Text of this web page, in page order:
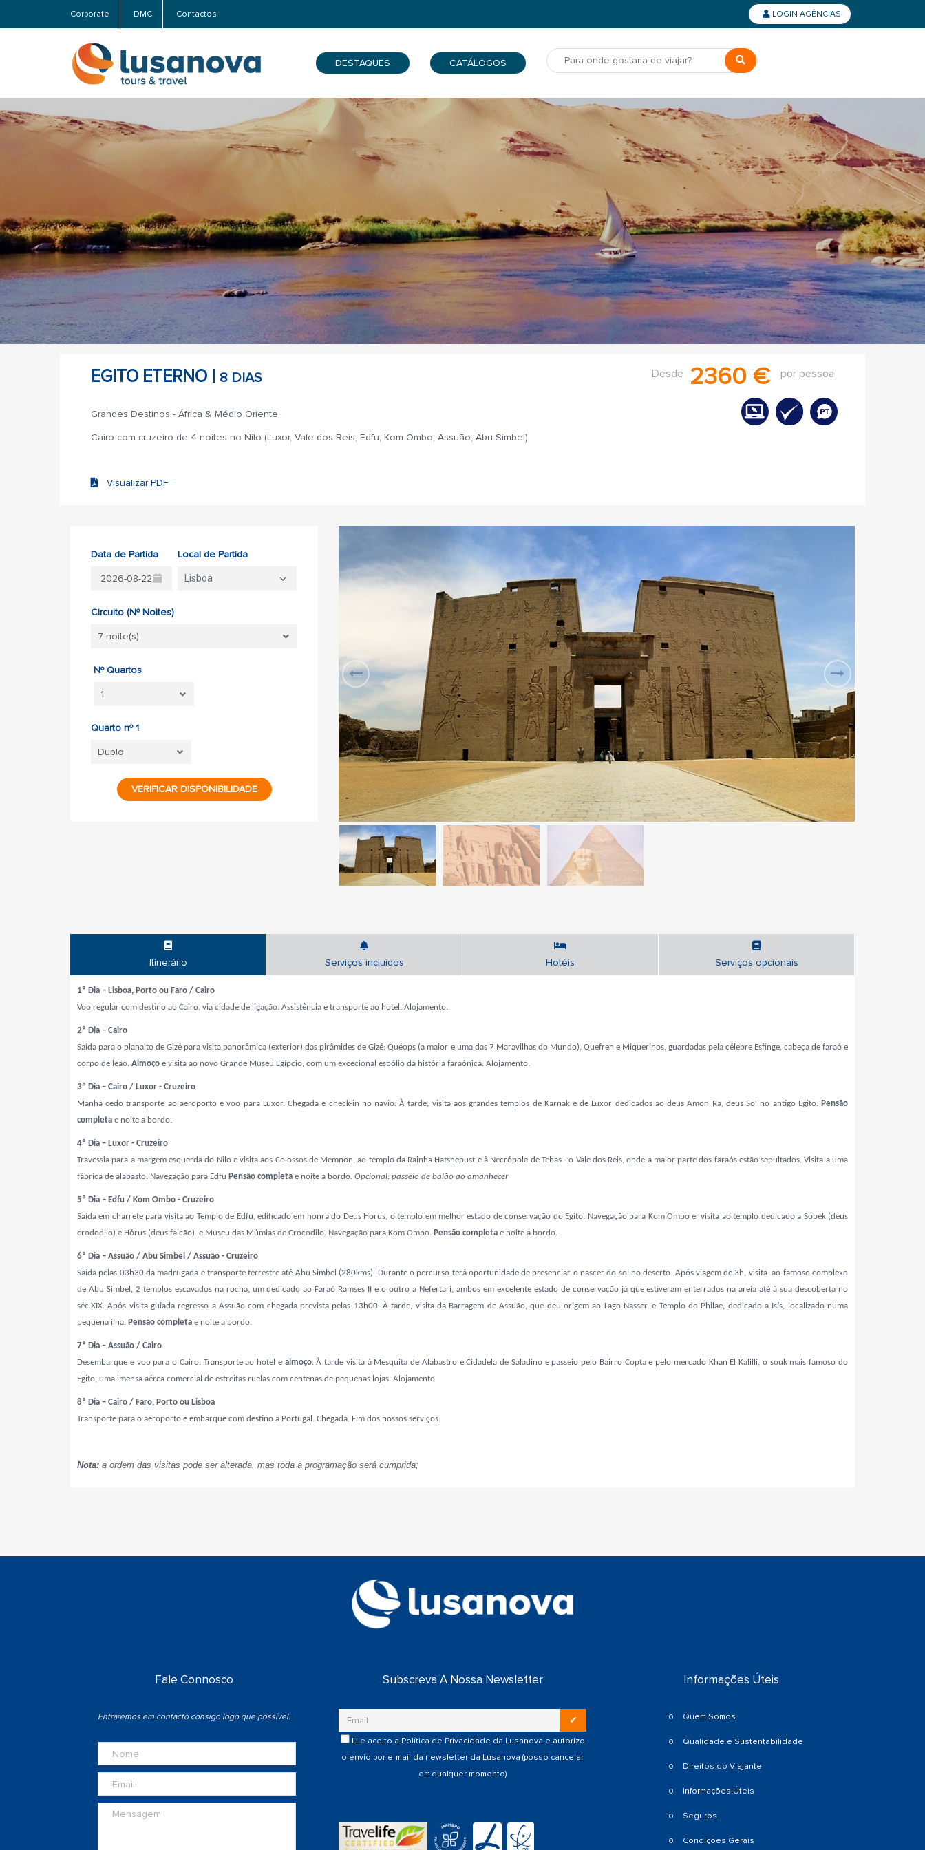
Corporate DMC Contactos LOGIN AGÊNCIAS
DESTAQUES CATÁLOGOS
EGITO ETERNO | 8 DIAS
Grandes Destinos - África & Médio Oriente
Cairo com cruzeiro de 4 noites no Nilo (Luxor, Vale dos Reis, Edfu, Kom Ombo, Assuão, Abu Simbel)
Visualizar PDF
Desde 2360 € por pessoa
Data de Partida Local de Partida
Lisboa
Circuito (Nº Noites)
Nº Quartos
Quarto nº 1
VERIFICAR DISPONIBILIDADE
Itinerário Serviços incluídos Hotéis Serviços opcionais
1º Dia – Lisboa, Porto ou Faro / Cairo
Voo regular com destino ao Cairo, via cidade de ligação. Assistência e transporte ao hotel. Alojamento.
2º Dia – Cairo
Saída para o planalto de Gizé para visita panorâmica (exterior) das pirâmides de Gizé: Quéops (a maior e uma das 7 Maravilhas do Mundo), Quefren e Miquerinos, guardadas pela célebre Esfinge, cabeça de faraó e
corpo de leão. Almoço e visita ao novo Grande Museu Egípcio, com um excecional espólio da história faraónica. Alojamento.
3º Dia – Cairo / Luxor - Cruzeiro
Manhã cedo transporte ao aeroporto e voo para Luxor. Chegada e check-in no navio. À tarde, visita aos grandestemplos de Karnak e de Luxor dedicados ao deus Amon Ra, deus Sol no antigo Egito. Pensão
completa e noite a bordo.
4º Dia – Luxor - Cruzeiro
Travessia para a margem esquerda do Nilo e visita aos Colossos de Memnon, ao templo da Rainha Hatshepust e à Necrópole de Tebas - o Vale dos Reis, onde a maior parte dos faraós estão sepultados. Visita a uma
fábrica de alabasto. Navegação para Edfu Pensão completa e noite a bordo. Opcional: passeio de balão ao amanhecer
5º Dia – Edfu / Kom Ombo - Cruzeiro
Saída em charrete para visita ao Templo de Edfu, edificado em honra do Deus Horus, o templo em melhor estado de conservação do Egito. Navegação para Kom Ombo e visita ao templo dedicado a Sobek (deus
crododilo) e Hórus (deus falcão) e Museu das Múmias de Crocodilo. Navegação para Kom Ombo. Pensão completa e noite a bordo.
6º Dia – Assuão / Abu Simbel / Assuão - Cruzeiro
Saída pelas 03h30 da madrugada e transporte terrestre até Abu Simbel (280kms). Durante o percurso terá oportunidade de presenciar o nascer do sol no deserto. Após viagem de 3h, visita ao famoso complexo
de Abu Simbel, 2 templos escavados na rocha, um dedicado ao Faraó Ramses II e o outro a Nefertari, ambos em excelente estado de conservação já que estiveram enterrados na areia até à sua descoberta no
séc.XIX. Após visita guiada regresso a Assuão com chegada prevista pelas 13h00. À tarde, visita da Barragem de Assuão, que deu origem ao Lago Nasser, e Templo do Philae, dedicado a Isís, localizado numa
pequena ilha. Pensão completa e noite a bordo.
7º Dia – Assuão / Cairo
Desembarque e voo para o Cairo. Transporte ao hotel e almoço. À tarde visita à Mesquita de Alabastro e Cidadela de Saladino e passeio pelo Bairro Copta e pelo mercado Khan El Kalilli, o souk mais famoso do
Egito, uma imensa aérea comercial de estreitas ruelas com centenas de pequenas lojas. Alojamento
8º Dia – Cairo / Faro, Porto ou Lisboa
Transporte para o aeroporto e embarque com destino a Portugal. Chegada. Fim dos nossos serviços.
Nota: a ordem das visitas pode ser alterada, mas toda a programação será cumprida;
Fale Connosco
Entraremos em contacto consigo logo que possível.
Subscreva A Nossa Newsletter
✔
Li e aceito a Política de Privacidade da Lusanova e autorizo
o envio por e-mail da newsletter da Lusanova (posso cancelar
em qualquer momento)
Informações Úteis
Quem Somos
Qualidade e Sustentabilidade
Direitos do Viajante
Informações Úteis
Seguros
Condições Gerais